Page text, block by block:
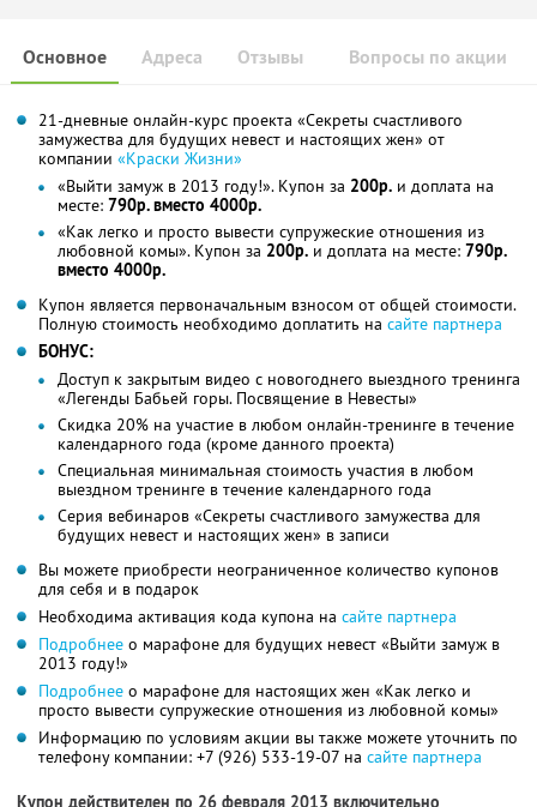
Основное Отзывы Вопросы по акции
Адреса
21-дневные онлайн-курс проекта «Секреты счастливого
замужества для будущих невест и настоящих жен» от
компании «Краски Жизни»
«Выйти замуж в 2013 году!». Купон за 200р. и доплата на
месте: 790р. вместо 4000р.
«Как легко и просто вывести супружеские отношения из
любовной комы». Купон за 200р. и доплата на месте: 790р.
вместо 4000р.
Купон является первоначальным взносом от общей стоимости.
Полную стоимость необходимо доплатить на сайте партнера
БОНУС:
Доступ к закрытым видео с новогоднего выездного тренинга
«Легенды Бабьей горы. Посвящение в Невесты»
Скидка 20% на участие в любом онлайн-тренинге в течение
календарного года (кроме данного проекта)
Специальная минимальная стоимость участия в любом
выездном тренинге в течение календарного года
Серия вебинаров «Секреты счастливого замужества для
будущих невест и настоящих жен» в записи
Вы можете приобрести неограниченное количество купонов
для себя и в подарок
Необходима активация кода купона на сайте партнера
Подробнее о марафоне для будущих невест «Выйти замуж в
2013 году!»
Подробнее о марафоне для настоящих жен «Как легко и
просто вывести супружеские отношения из любовной комы»
Информацию по условиям акции вы также можете уточнить по
телефону компании: +7 (926) 533-19-07 на сайте партнера
Купон действителен по 26 февраля 2013 включительно